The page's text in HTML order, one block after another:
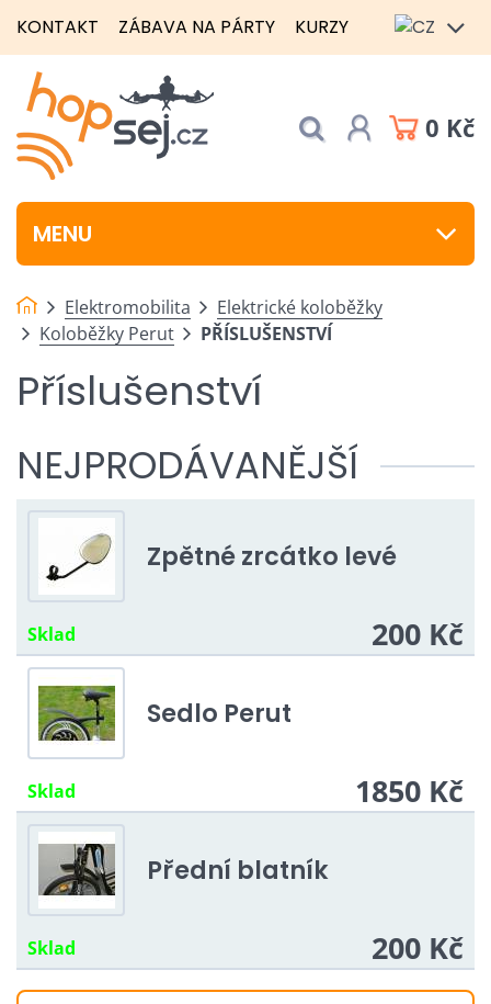
KONTAKT ZÁBAVA NA PÁRTY KURZY
0 Kč
MENU
Elektromobilita
Elektrické koloběžky
Koloběžky Perut
PŘÍSLUŠENSTVÍ
Příslušenství
NEJPRODÁVANĚJŠÍ
Zpětné zrcátko levé
Sklad 200 Kč
Sedlo Perut
Sklad 1850 Kč
Přední blatník
Sklad 200 Kč